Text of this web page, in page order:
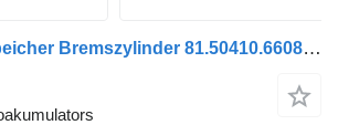
WABCO Federspeicher Bremszylinder 81.50410.6608 Wabco energoakumulators paredzēts MAN TGA TGS TGX vilcēja